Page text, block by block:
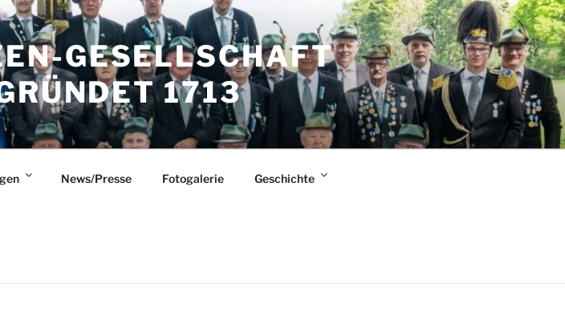
GESELLSCHAFT
1713
News/Presse Fotogalerie Geschichte